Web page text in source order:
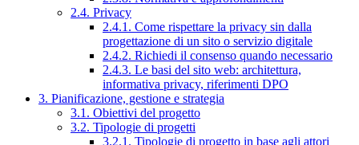
2.4. Privacy
2.4.1. Come rispettare la privacy sin dalla
progettazione di un sito o servizio digitale
2.4.2. Richiedi il consenso quando necessario
2.4.3. Le basi del sito web: architettura,
informativa privacy, riferimenti DPO
3. Pianificazione, gestione e strategia
3.1. Obiettivi del progetto
3.2. Tipologie di progetti
3.2.1. Tipologie di progetto in base agli attori